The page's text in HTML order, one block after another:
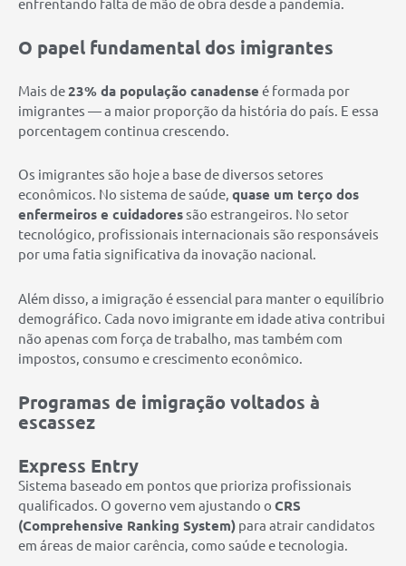
O papel fundamental dos imigrantes
Mais de23% da população canadense é formada por
imigrantes — a maior proporção da história do país. E essa
porcentagem continua crescendo.
Os imigrantes são hoje a base de diversos setores
econômicos. No sistema de saúde, quase um terço dos
enfermeiros e cuidadoressão estrangeiros. No setor
tecnológico, profissionais internacionais são responsáveis
por uma fatia significativa da inovação nacional.
Além disso, a imigração é essencial para manter o equilíbrio
demográfico. Cada novo imigrante em idade ativa contribui
não apenas com força de trabalho, mas também com
impostos, consumo e crescimento econômico.
Programas de imigração voltados à
escassez
Express Entry
Sistema baseado em pontos que prioriza profissionais
qualificados. O governo vem ajustando o CRS
(Comprehensive Ranking System) para atrair candidatos
em áreas de maior carência, como saúde e tecnologia.